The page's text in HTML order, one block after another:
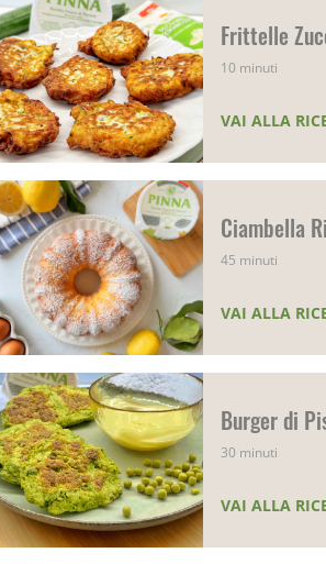
Frittelle
10 minuti
VAI ALLA
Ciambella
45 minuti
VAI ALLA
Burger di
30 minuti
VAI ALLA